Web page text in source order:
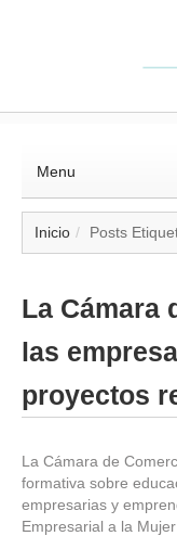
Menu
Inicio Posts
La Cámara
las
proyectos
La Cámara de
formativa sobre
empresarias y
Empresarial a la